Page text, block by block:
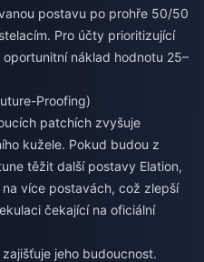
postavu po prohře 50/50
Pro účty prioritizující
náklad hodnotu 25–
Proofing)
patchích zvyšuje
kužele. Pokud budou z
těžit další postavy Elation,
více postavách, což zlepší
čekající na oficiální
jeho budoucnost.